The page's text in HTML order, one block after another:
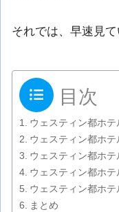
それでは、早速見て
目次
ウェスティン都ホ
ウェスティン都ホ
ウェスティン都ホ
ウェスティン都ホ
ウェスティン都ホ
まとめ